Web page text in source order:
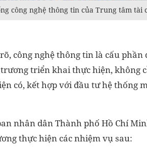
công nghệ thông tin của Trung tâm tài
công nghệ thông tin là cấu
triển khai thực hiện, không
có, kết hợp với đầu tư hệ thống
nhân dân Thành phố Hồ Chí
thực hiện các nhiệm vụ sau: